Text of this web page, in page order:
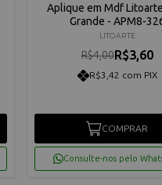
Aplique em Mdf
Grande - APM8-
LITOARTE
R$4,00R$3,60
R$3,42 com PIX
COMPRAR
Consulte-nos pelo